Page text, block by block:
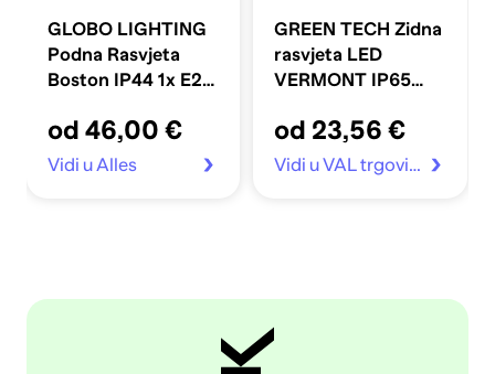
GLOBO LIGHTING
Podna Rasvjeta
Boston IP44 1x E27
od 46,00 €
Vidi u Alles
GREEN TECH Zidna
rasvjeta LED
VERMONT IP65
od 23,56 €
Vidi u VAL trgovina